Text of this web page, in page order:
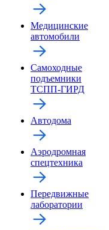
Медицинские
автомобили
Самоходные
подъемники
ТСПП-ГИРД
Автодома
Аэродромная
спецтехника
Передвижные
лаборатории